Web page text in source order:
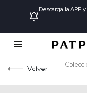
Descarga la APP
Volver